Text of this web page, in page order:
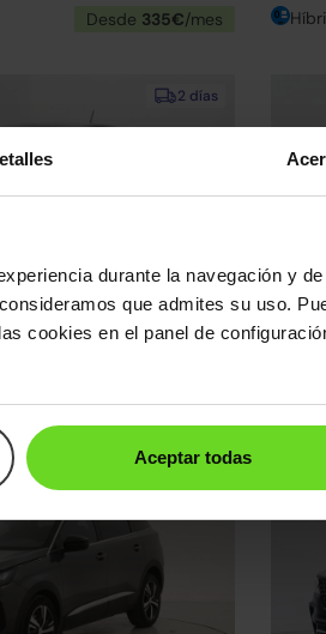
durante la navegación y
que admites su uso.
cookies en el panel de
Aceptar todas
Desde 335€/mes
2 días
h 17m 32 s
16.990€
2023
15-20 días